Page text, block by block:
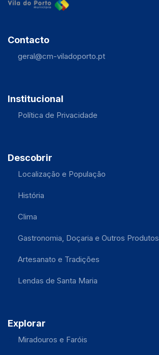
Contacto
geral@cm-viladoporto.pt
Institucional
Política de Privacidade
Descobrir
Localização e População
História
Clima
Gastronomia, Doçaria e Outros Produtos
Artesanato e Tradições
Lendas de Santa Maria
Explorar
Miradouros e Faróis